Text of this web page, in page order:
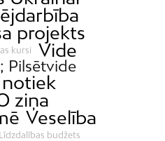
projekts
kursi Vide
Pilsētvide
notiek
ziņa
Veselība
Līdzdalības budžets